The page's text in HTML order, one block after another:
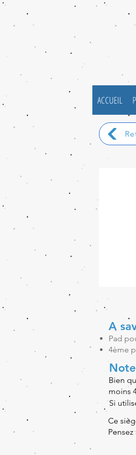
ACCUEIL
A
Pad
4ème
Bien
moins
Si
Ce